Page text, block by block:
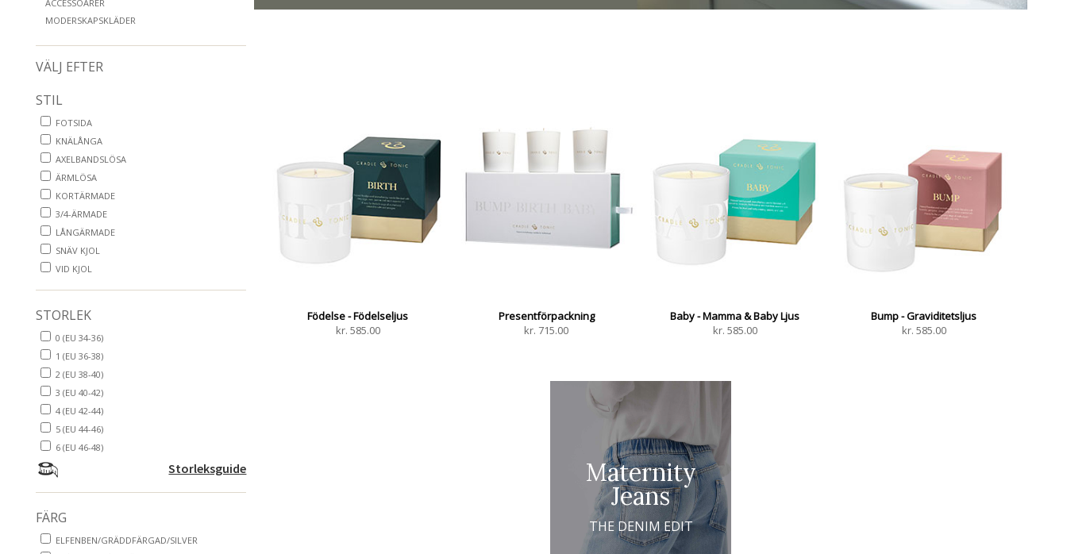
ACCESSOARER
MODERSKAPSKLÄDER
VÄLJ EFTER
STIL
FOTSIDA
KNÄLÅNGA
AXELBANDSLÖSA
ÄRMLÖSA
KORTÄRMADE
3/4-ÄRMADE
LÅNGÄRMADE
SNÄV KJOL
VID KJOL
STORLEK
0 (EU 34-36)
1 (EU 36-38)
2 (EU 38-40)
3 (EU 40-42)
4 (EU 42-44)
5 (EU 44-46)
6 (EU 46-48)
Storleksguide
FÄRG
ELFENBEN/GRÄDDFÄRGAD/SILVER
Födelse - Födelseljus
kr. 585.00
Presentförpackning
kr.715.00
Baby - Mamma & Baby Ljus
kr. 585.00
Bump - Graviditetsljus
kr. 585.00
Maternity
Jeans
THE DENIM EDIT